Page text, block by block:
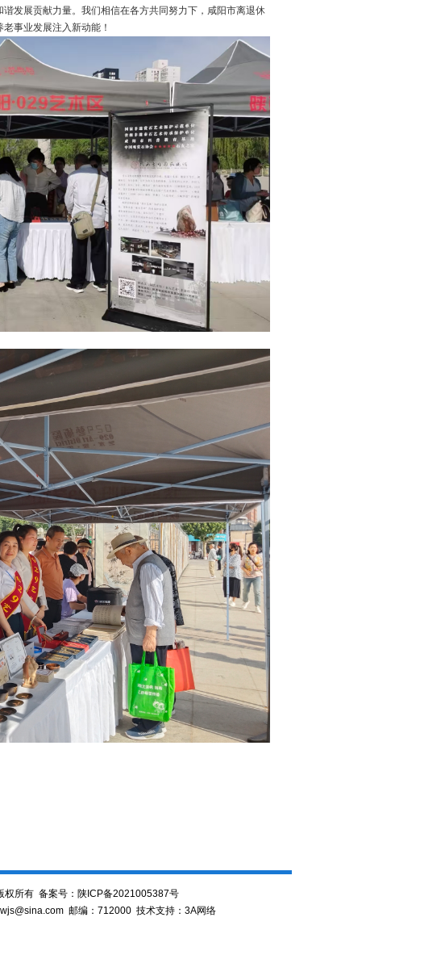
发展贡献力量。 我们相信在各方共同努力下，咸阳市离退休
事业发展注入新动能！
所有 备案号： 陕ICP备2021005387号
邮编：712000 技术支持： 3A网络